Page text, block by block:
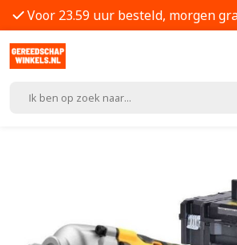
Voor 23.59 uur besteld, morgen